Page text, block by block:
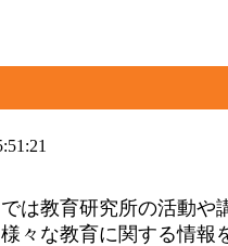
は教育研究所の活動や
々な教育に関する情報